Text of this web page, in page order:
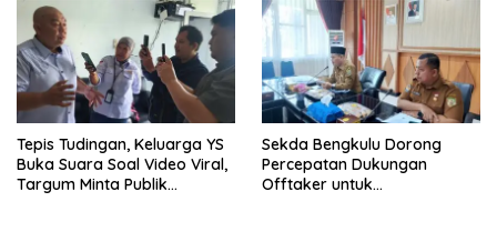
Melenial Dahulu Yang Sudah
Sepi Pengunjung
Tepis Tudingan, Keluarga YS
Buka Suara Soal Video Viral,
Targum Minta Publik
Sekda Bengkulu Dorong
Percepatan Dukungan
Offtaker untuk